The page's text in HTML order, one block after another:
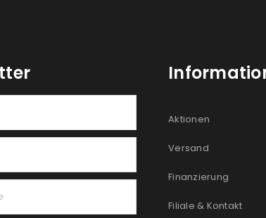
Aktionen
Versand
Finanzierung
Filiale & Kontakt